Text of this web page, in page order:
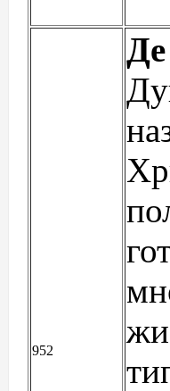
952